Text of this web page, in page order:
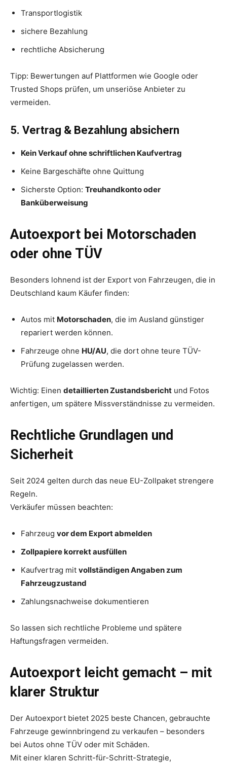
Transportlogistik
sichere Bezahlung
rechtliche Absicherung
Tipp: Bewertungen auf Plattformen wie Google oder
Trusted Shops prüfen, um unseriöse Anbieter zu
vermeiden.
5. Vertrag & Bezahlung absichern
Kein Verkauf ohne schriftlichen Kaufvertrag
Keine Bargeschäfte ohne Quittung
Sicherste Option: Treuhandkonto oder
Banküberweisung
Autoexport bei Motorschaden
oder ohne TÜV
Besonders lohnend ist der Export von Fahrzeugen, die in
Deutschland kaum Käufer finden:
Autos mit Motorschaden, die im Ausland günstiger
repariert werden können.
Fahrzeuge ohne HU/AU, die dort ohne teure TÜV-
Prüfung zugelassen werden.
Wichtig: Einen detaillierten Zustandsbericht und Fotos
anfertigen, um spätere Missverständnisse zu vermeiden.
Rechtliche Grundlagen und
Sicherheit
Seit 2024 gelten durch das neue EU-Zollpaket strengere
Regeln.
Verkäufer müssen beachten:
Fahrzeug vor dem Export abmelden
Zollpapiere korrekt ausfüllen
Kaufvertrag mit vollständigen Angaben zum
Fahrzeugzustand
Zahlungsnachweise dokumentieren
So lassen sich rechtliche Probleme und spätere
Haftungsfragen vermeiden.
Autoexport leicht gemacht – mit
klarer Struktur
Der Autoexport bietet 2025 beste Chancen, gebrauchte
Fahrzeuge gewinnbringend zu verkaufen – besonders
bei Autos ohne TÜV oder mit Schäden.
Mit einer klaren Schritt-für-Schritt-Strategie,